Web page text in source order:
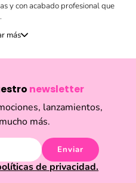
y con acabado profesional que
enFunky Fish
polvos dúo para construir volumen o
o con color) que disciplinan
al agua de tus marcas favoritas,
lamination look hasta un diseño
Quito y Guayaquil!Aplican términos y
newsletter
lanzamientos,
más.
Enviar
de privacidad.